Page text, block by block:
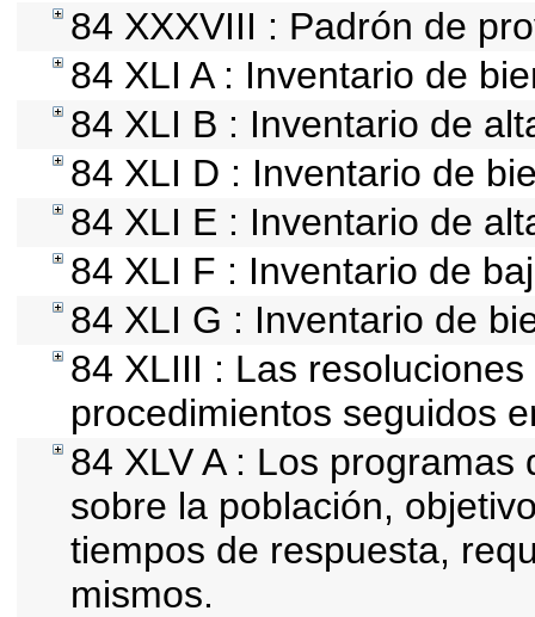
84 XXXVIII : Padrón de
84 XLI A : Inventario de
84 XLI B : Inventario de
84 XLI D : Inventario de
84 XLI E : Inventario de
84 XLI F : Inventario de
84 XLI G : Inventario de
84 XLIII : Las
procedimientos seguidos
84 XLV A : Los
sobre la población,
tiempos de respuesta,
mismos.